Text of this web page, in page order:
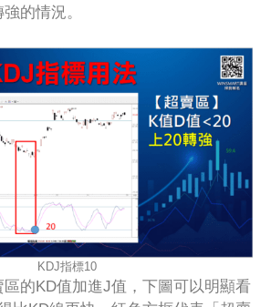
的情況。
KDJ指標10
的KD值加進J值，下圖可以明顯看